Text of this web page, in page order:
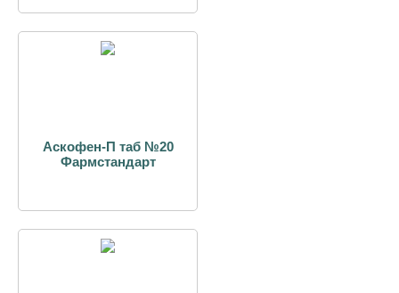
Аскофен-П таб №20
Фармстандарт